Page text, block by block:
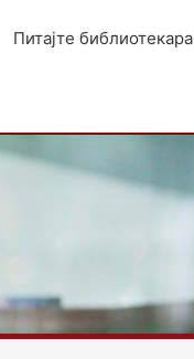
Питајте библиотекара